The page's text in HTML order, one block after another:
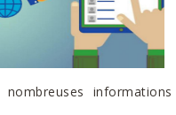
informations